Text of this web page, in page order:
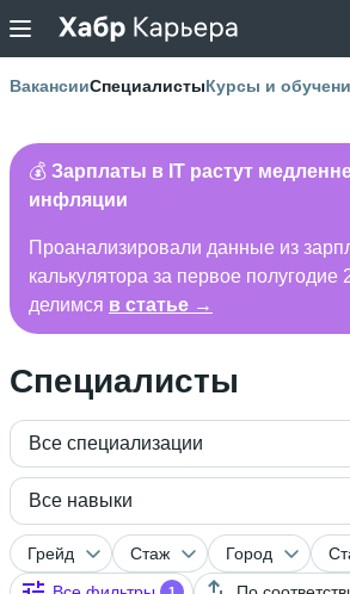
ВакансииСпециалистыКурсы и
💰 Зарплаты в IT растут
инфляции
Проанализировали данные из
калькулятора за первое полугодие
делимся в статье →
Специалисты
Все специализации
Все навыки
Грейд Стаж Город